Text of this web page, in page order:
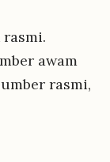
awam
rasmi,